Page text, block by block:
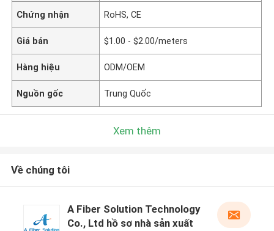
Chứng nhận RoHS, CE
Giá bán $1.00 - $2.00/meters
Hàng hiệu ODM/OEM
Nguồn gốc Trung Quốc
Xem thêm
Về chúng tôi
A Fiber Solution Technology
Co., Ltd hồ sơ nhà sản xuất